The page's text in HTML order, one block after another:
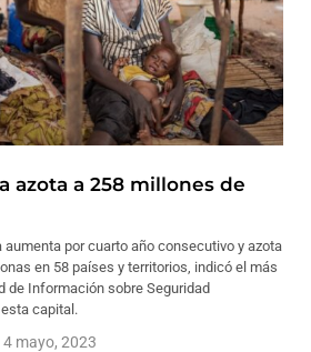
azota a 258 millones de
aumenta por cuarto año consecutivo y azota
en 58 países y territorios, indicó el más
de Información sobre Seguridad
capital.
4 mayo, 2023